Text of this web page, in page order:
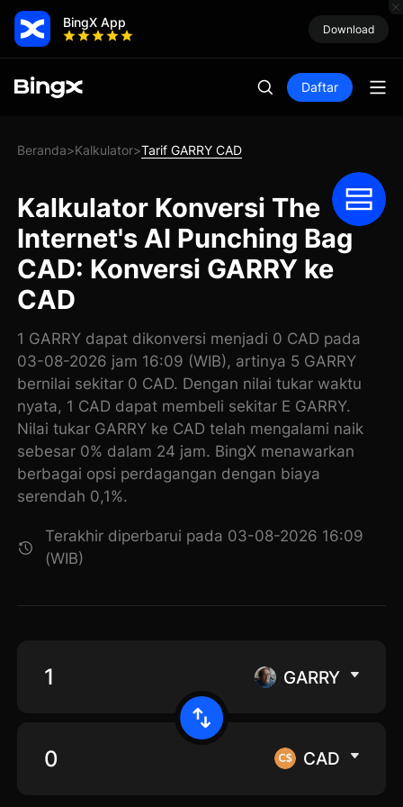
BingX App Download
Daftar
Beranda>Kalkulator>Tarif GARRY CAD
Kalkulator Konversi The
Internet's AI Punching Bag
CAD: Konversi GARRY ke
CAD
1 GARRY dapat dikonversi menjadi 0 CAD pada
03-08-2026 jam 16:09 (WIB), artinya 5 GARRY
bernilai sekitar 0 CAD. Dengan nilai tukar waktu
nyata, 1 CAD dapat membeli sekitar E GARRY.
Nilai tukar GARRY ke CAD telah mengalami naik
sebesar 0% dalam 24 jam. BingX menawarkan
berbagai opsi perdagangan dengan biaya
serendah 0,1%.
Terakhir diperbarui pada 03-08-2026 16:09
(WIB)
GARRY
CAD